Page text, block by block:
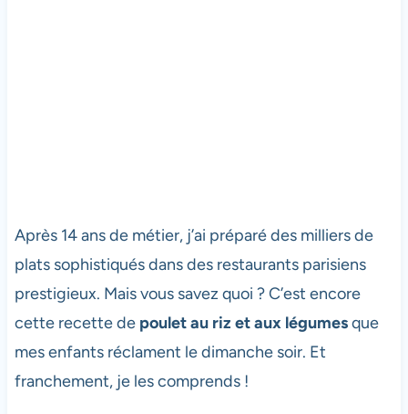
Après 14 ans de métier, j’ai préparé des milliers de
plats sophistiqués dans des restaurants parisiens
prestigieux. Mais vous savez quoi ? C’est encore
cette recette de poulet au riz et aux légumesque
mes enfants réclament le dimanche soir. Et
franchement, je les comprends !